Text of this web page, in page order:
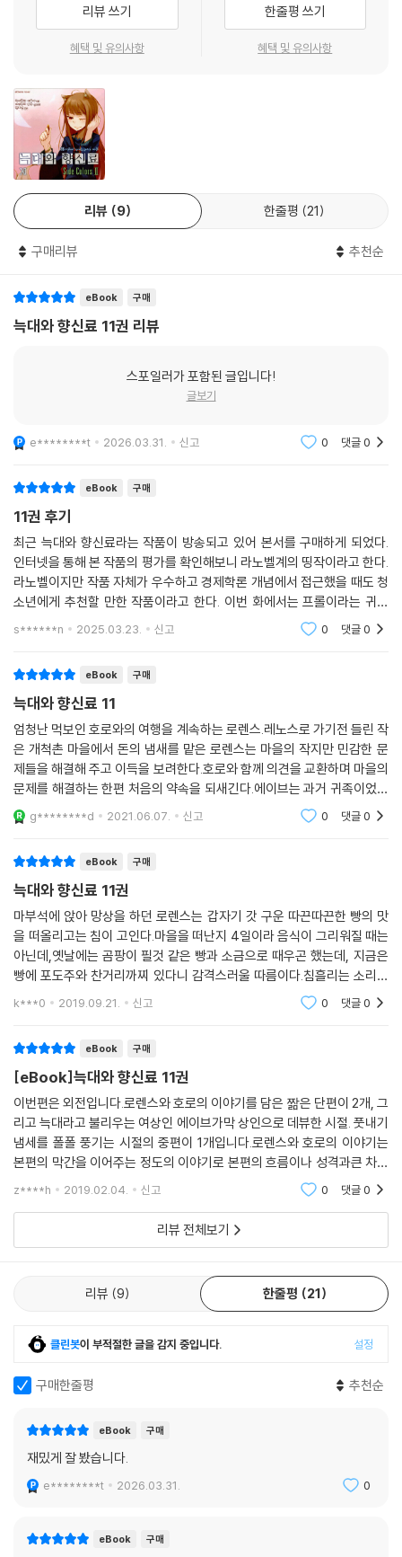
리뷰 쓰기
혜택 및 유의사항
한줄평 쓰기
혜택 및 유의사항
리뷰 9 한줄평 21
구매리뷰 추천순
eBook 구매
늑대와 향신료 11권 리뷰
스포일러가 포함된 글입니다!
글보기
e********t 2026.03.31. 신고 0 댓글0
eBook 구매
11권 후기
최근 늑대와 향신료라는 작품이 방송되고 있어 본서를 구매하게 되었다.
인터넷을 통해 본 작품의 평가를 확인해보니 라노벨계의 띵작이라고 한다.
라노벨이지만 작품 자체가 우수하고 경제학론 개념에서 접근했을 때도 청
소년에게 추천할 만한 작품이라고 한다. 이번 화에서는 프롤이라는 귀족
여성이 어떻게 뱀같이 냉정한 에이브 볼란이란 상인이 되었는지 과정을 보
s******n 2025.03.23. 신고 0 댓글0
eBook 구매
늑대와 향신료 11
엄청난 먹보인 호로와의 여행을 계속하는 로렌스.레노스로 가기전 들린 작
은 개척촌 마을에서 돈의 냄새를 맡은 로렌스는 마을의 작지만 민감한 문
제들을 해결해 주고 이득을 보려한다.호로와 함께 의견을 교환하며 마을의
문제를 해결하는 한편 처음의 약속을 되새긴다.에이브는 과거 귀족이었을
때의 기억을 떠올린다.아직은 어설픈 상인들과의 거래와 상인들의 방식.자
신의 상인으로서
g********d 2021.06.07. 신고 0 댓글0
eBook 구매
늑대와 향신료 11권
마부석에 앉아 망상을 하던 로렌스는 갑자기 갓 구운 따끈따끈한 빵의 맛
을 떠올리고는 침이 고인다.마을을 떠난지 4일이라 음식이 그리워질 때는
아닌데,옛날에는 곰팡이 필것 같은 빵과 소금으로 때우곤 했는데, 지금은
빵에 포도주와 찬거리까찌 있다니 감격스러울 따름이다.침흘리는 소리를
들은 호로는"닭다리살" 이라고 말하며 자신도 먹고싶은 메뉴를 이야기한
k***0 2019.09.21. 신고 0 댓글0
eBook 구매
[eBook]늑대와 향신료 11권
이번편은 외전입니다.로렌스와 호로의 이야기를 담은 짦은 단편이 2개, 그
리고 늑대라고 불리우는 여상인 에이브가막 상인으로 데뷰한 시절. 풋내기
냄세를 폴폴 풍기는 시절의 중편이 1개입니다.로렌스와 호로의 이야기는
본편의 막간을 이어주는 정도의 이야기로 본편의 흐름이나 성격과큰 차이
가 없습니다. 하지만 전혀 다른 내용을 담고 있는 에이브편은 나름 새로운
z****h 2019.02.04. 신고 0 댓글0
리뷰 전체보기
리뷰 9 한줄평 21
클린봇이 부적절한 글을 감지 중입니다. 설정
구매한줄평 추천순
eBook 구매
재밌게 잘 봤습니다.
e********t 2026.03.31. 0
eBook 구매